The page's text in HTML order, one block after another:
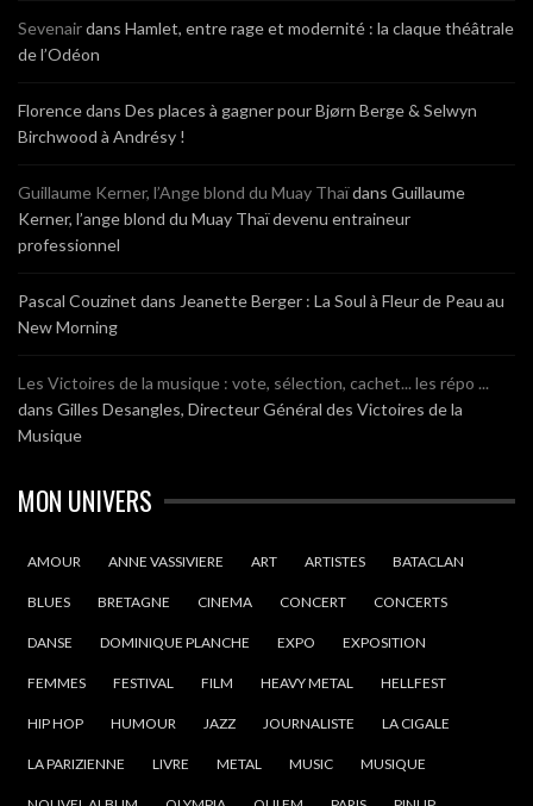
Sevenairdans Hamlet, entre rage et modernité : la claque théâtrale
de l’Odéon
Florencedans Des places à gagner pour Bjørn Berge & Selwyn
Birchwood à Andrésy !
Guillaume Kerner, l’Ange blond du Muay Thaïdans Guillaume
Kerner, l’ange blond du Muay Thaï devenu entraineur
professionnel
Pascal Couzinet dans Jeanette Berger : La Soul à Fleur de Peau au
New Morning
Les Victoires de la musique : vote, sélection, cachet... les répo ...
dans Gilles Desangles, Directeur Général des Victoires de la
Musique
MON UNIVERS
AMOUR ANNE VASSIVIERE ART ARTISTES BATACLAN
BLUES BRETAGNE CINEMA CONCERT CONCERTS
DANSE DOMINIQUE PLANCHE EXPO EXPOSITION
FEMMES FESTIVAL FILM HEAVY METAL HELLFEST
HIP HOP HUMOUR JAZZ JOURNALISTE LA CIGALE
LA PARIZIENNE LIVRE METAL MUSIC MUSIQUE